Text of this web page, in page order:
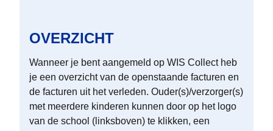
OVERZICHT
Wanneer je bent aangemeld op WIS Collect heb
je een overzicht van de openstaande facturen en
de facturen uit het verleden. Ouder(s)/verzorger(s)
met meerdere kinderen kunnen door op het logo
van de school (linksboven) te klikken, een